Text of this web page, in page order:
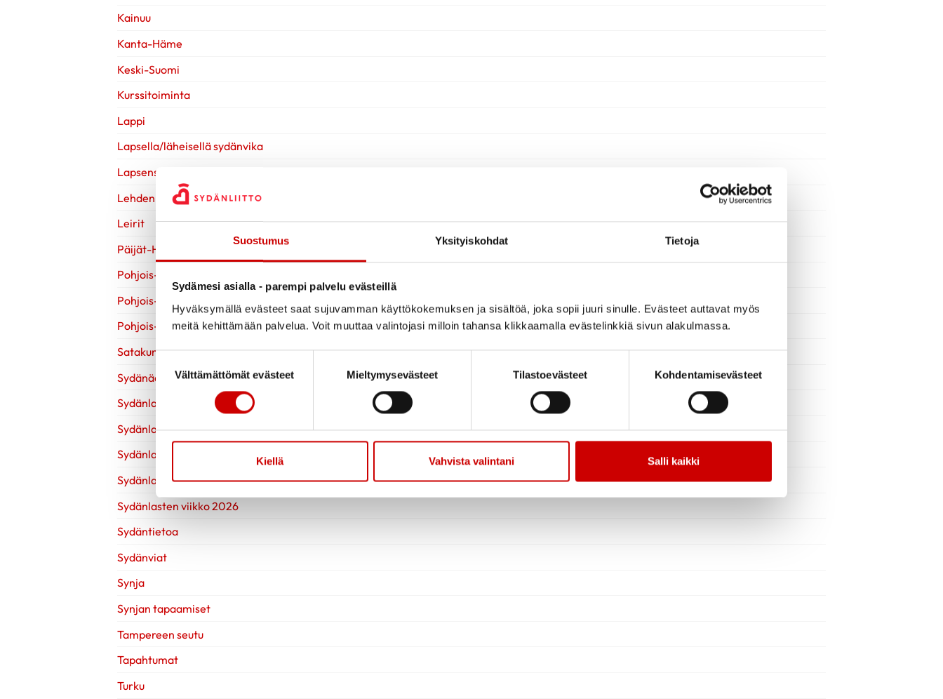
Suostumus Yksityiskohdat Tietoja
Sydämesi asialla - parempi palvelu evästeillä
Hyväksymällä evästeet saat sujuvamman käyttökokemuksen ja sisältöä, joka sopii juuri sinulle. Evästeet auttavat myös
meitä kehittämään palvelua. Voit muuttaa valintojasi milloin tahansa klikkaamalla evästelinkkiä sivun alakulmassa.
Välttämättömät evästeet
Mieltymysevästeet Tilastoevästeet Kohdentamisevästeet
Kiellä Vahvista valintani Salli kaikki
Kainuu
Kanta-Häme
Keski-Suomi
Kurssitoiminta
Lappi
Lapsella/läheisellä sydänvika
Lapsensa menettänyt
Lehden artikkelit
Leirit
Päijät-Häme
Pohjois-Karjala
Pohjois-Pohjanmaa
Pohjois-Savo
Satakunta
Sydänääniä
Sydänlasten viikko 2022
Sydänlasten viikko 2023
Sydänlasten viikko 2024
Sydänlasten viikko 2025
Sydänlasten viikko 2026
Sydäntietoa
Sydänviat
Synja
Synjan tapaamiset
Tampereen seutu
Tapahtumat
Turku